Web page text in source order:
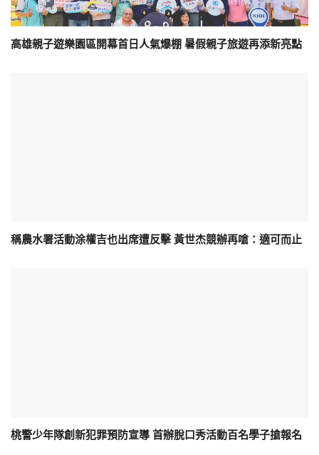
高雄親子遊樂園區開幕首日人氣爆棚 暑假親子旅遊再添新亮點
稱農水署活動涂權吉也出席遭反擊 黃世杰競辦再嗆：適可而止
桃警少年隊創新犯罪預防宣導 首辦脫口秀活動百名學子搶報名